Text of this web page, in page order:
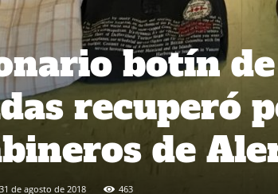
botín de
recuperó
de
31 de agosto de 2018 463